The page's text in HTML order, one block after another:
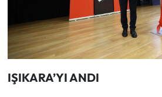
IŞIKARA’YI ANDI